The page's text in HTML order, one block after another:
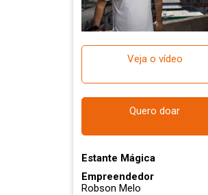
Veja o vídeo
Quero doar
Estante Mágica
Empreendedor
Robson Melo